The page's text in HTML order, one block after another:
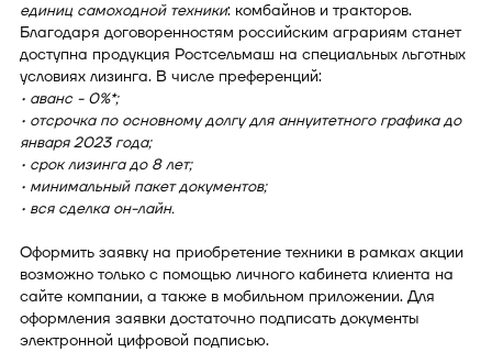
единиц самоходной техники: комбайнов и тракторов.
Благодаря договоренностям российским аграриям станет
доступна продукция Ростсельмаш на специальных льготных
условиях лизинга. В числе преференций:
• аванс - 0%*;
• отсрочка по основному долгу для аннуитетного графика до
января 2023 года;
• срок лизинга до 8 лет;
• минимальный пакет документов;
• вся сделка он-лайн.
Оформить заявку на приобретение техники в рамках акции
возможно только с помощью личного кабинета клиента на
сайте компании, а также в мобильном приложении. Для
оформления заявки достаточно подписать документы
электронной цифровой подписью.